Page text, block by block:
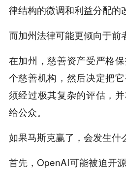
律结构的微调和利益分配的
而加州法律可能更倾向于前
在加州，慈善资产受严格
个慈善机构，然后决定把
须经过极其复杂的评估，
给公众。
如果马斯克赢了，会发生什
首先，OpenAI可能被迫开